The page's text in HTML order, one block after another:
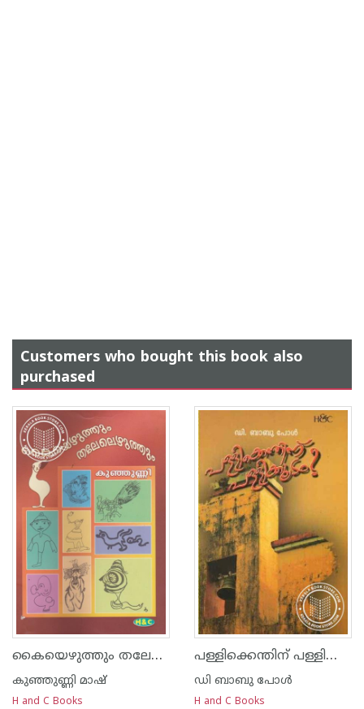
Customers who bought this book also
purchased
കൈയെഴുത്തും തലേലെഴുത്തും
കുഞ്ഞുണ്ണി മാഷ്‌
H and C Books
പള്ളിക്കെന്തിന്‌ പള്ളിക്കൂടം
ഡി ബാബു പോള്‍
H and C Books